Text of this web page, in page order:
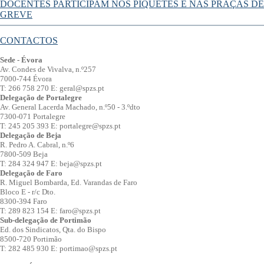
artigos
post:
DOCENTES PARTICIPAM NOS PIQUETES E NAS PRAÇAS DE
GREVE
CONTACTOS
Sede - Évora
Av. Condes de Vivalva, n.º257
7000-744 Évora
T: 266 758 270 E: geral@spzs.pt
Delegação de Portalegre
Av. General Lacerda Machado, n.º50 - 3.ºdto
7300-071 Portalegre
T: 245 205 393 E: portalegre@spzs.pt
Delegação de Beja
R. Pedro A. Cabral, n.º6
7800-509 Beja
T: 284 324 947 E: beja@spzs.pt
Delegação de Faro
R. Miguel Bombarda, Ed. Varandas de Faro
Bloco E - r/c Dto.
8300-394 Faro
T: 289 823 154 E: faro@spzs.pt
Sub-delegação de Portimão
Ed. dos Sindicatos, Qta. do Bispo
8500-720 Portimão
T: 282 485 930 E: portimao@spzs.pt